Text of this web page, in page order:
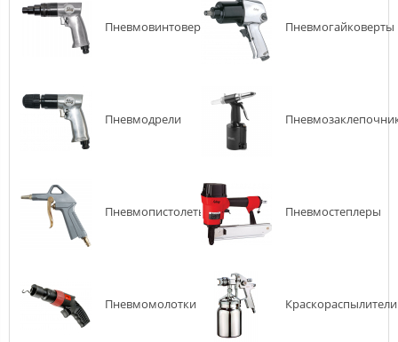
Пневмовинтоверты Пневмогайковерты
Пневмодрели
Пневмопистолеты Пневмостеплеры
Пневмомолотки Краскораспылители